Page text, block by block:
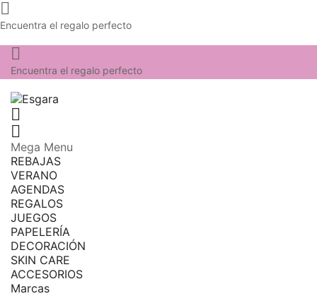

Encuentra el regalo perfecto

Encuentra el regalo perfecto


Mega Menu
REBAJAS
VERANO
AGENDAS
REGALOS
JUEGOS
PAPELERÍA
DECORACIÓN
SKIN CARE
ACCESORIOS
Marcas